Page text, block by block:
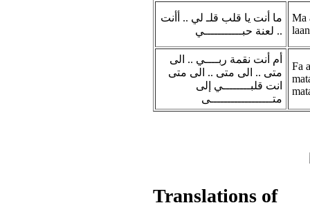
ما أنت يا قلب قلـ لي .. أأنت
لعنة حبـــــــــــي ..
Ma
أم أنت نقمة ربــــي .. الى
متى .. الى متى .. الى متى
انت قلبــــــــي إلى
متــــــــــــــــــى
Fa
Translations of